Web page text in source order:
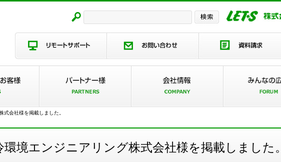
式会社様を掲載しました。
境エンジニアリング株式会社様を掲載しました。